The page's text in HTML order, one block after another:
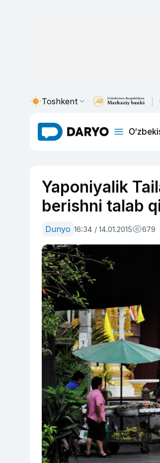
Toshkent
Yaponiyalik
berishni talab
Dunyo 16:34 / 14.01.2015 679